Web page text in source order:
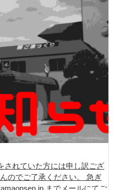
されていた方には申し訳ござ
のでご了承ください。 急ぎ
までメールにてご